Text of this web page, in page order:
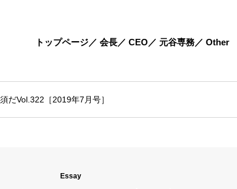
トップページ 会長 CEO 元谷専務 Other
だVol.322［2019年7月号］
Essay